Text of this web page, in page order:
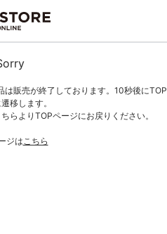
販売が終了しております。10秒後にTOP
移します。
らよりTOPページにお戻りください。
ジはこちら